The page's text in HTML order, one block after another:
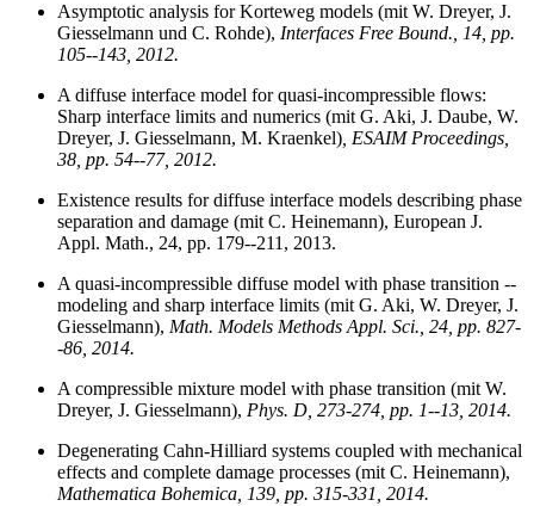
Asymptotic analysis for Korteweg models (mit W. Dreyer, J.
Giesselmann und C. Rohde), Interfaces Free Bound., 14, pp.
105--143, 2012.
A diffuse interface model for quasi-incompressible flows:
Sharp interface limits and numerics (mit G. Aki, J. Daube, W.
Dreyer, J. Giesselmann, M. Kraenkel) , ESAIM Proceedings,
38, pp. 54--77, 2012.
Existence results for diffuse interface models describing phase
separation and damage (mit C. Heinemann), European J.
Appl. Math., 24, pp. 179--211, 2013.
A quasi-incompressible diffuse model with phase transition --
modeling and sharp interface limits (mit G. Aki, W. Dreyer, J.
Giesselmann), Math. Models Methods Appl. Sci., 24, pp. 827-
-86, 2014.
A compressible mixture model with phase transition (mit W.
Dreyer, J. Giesselmann), Phys. D, 273-274, pp. 1--13, 2014.
Degenerating Cahn-Hilliard systems coupled with mechanical
effects and complete damage processes (mit C. Heinemann),
Mathematica Bohemica, 139, pp. 315-331, 2014.